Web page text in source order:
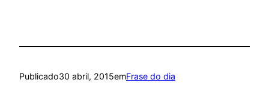
Publicado30 abril, 2015emFrase do dia